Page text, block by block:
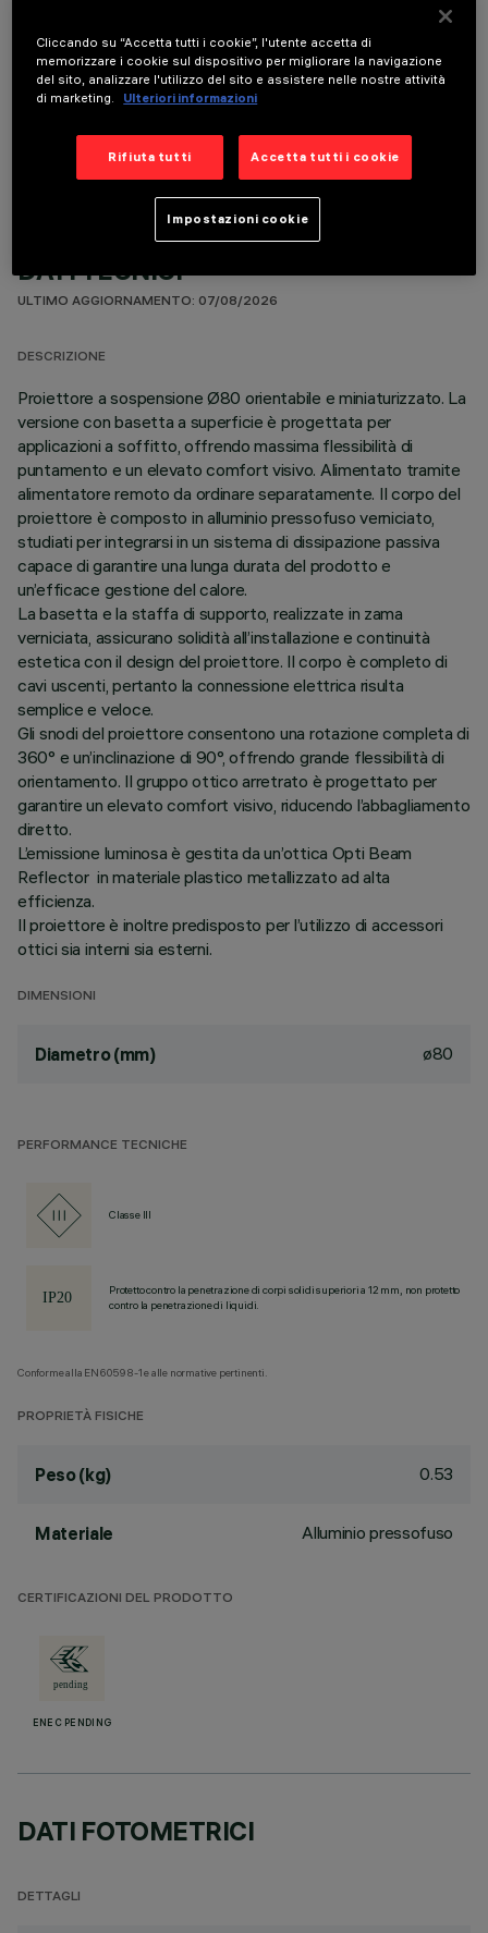
COMPONENTI OPZIONALI
DATI TECNICI
ULTIMO AGGIORNAMENTO: 07/08/2026
DESCRIZIONE
Proiettore a sospensione Ø80 orientabile e miniaturizzato. La
versione con basetta a superficie è progettata per
applicazioni a soffitto, offrendo massima flessibilità di
puntamento e un elevato comfort visivo. Alimentato tramite
alimentatore remoto da ordinare separatamente. Il corpo del
proiettore è composto in alluminio pressofuso verniciato,
studiati per integrarsi in un sistema di dissipazione passiva
capace di garantire una lunga durata del prodotto e
un’efficace gestione del calore.
La basetta e la staffa di supporto, realizzate in zama
verniciata, assicurano solidità all’installazione e continuità
estetica con il design del proiettore. Il corpo è completo di
cavi uscenti, pertanto la connessione elettrica risulta
semplice e veloce.
Gli snodi del proiettore consentono una rotazione completa di
360° e un’inclinazione di 90°, offrendo grande flessibilità di
orientamento. Il gruppo ottico arretrato è progettato per
garantire un elevato comfort visivo, riducendo l’abbagliamento
diretto.
L’emissione luminosa è gestita da un’ottica Opti Beam
Reflector in materiale plastico metallizzato ad alta
efficienza.
Il proiettore è inoltre predisposto per l’utilizzo di accessori
ottici sia interni sia esterni.
DIMENSIONI
Diametro (mm) ø80
PERFORMANCE TECNICHE
Classe III
Protetto contro la penetrazione di corpi solidi superiori a 12 mm, non protetto
contro la penetrazione di liquidi.
Conforme alla EN60598-1 e alle normative pertinenti.
PROPRIETÀ FISICHE
Peso (kg) 0.53
Materiale Alluminio pressofuso
CERTIFICAZIONI DEL PRODOTTO
ENEC PENDING
DATI FOTOMETRICI
DETTAGLI
Cliccando su “Accetta tutti i cookie”, l'utente accetta di
memorizzare i cookie sul dispositivo per migliorare la navigazione
del sito, analizzare l'utilizzo del sito e assistere nelle nostre attività
di marketing.
Ulteriori informazioni
Rifiuta tutti Accetta tutti i cookie
Impostazioni cookie